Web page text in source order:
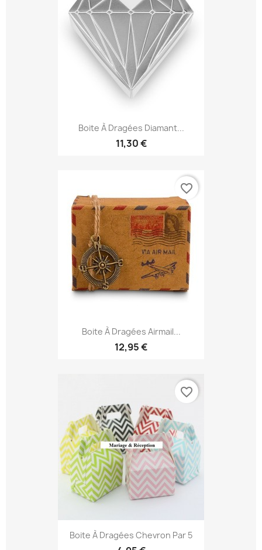
Boite À Dragées Diamant...
11,30 €
Boite À Dragées Airmail...
12,95 €
favorite_border
Boite À Dragées Chevron Par 5
favorite_border